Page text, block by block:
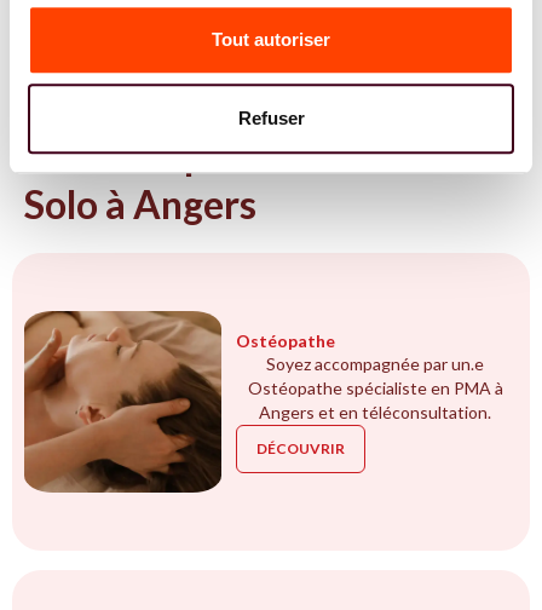
Tout autoriser
Refuser
Tous les spécialistes en PMA
Solo à Angers
Ostéopathe
Soyez accompagnée par un.e
Ostéopathe spécialiste en PMA à
Angers et en téléconsultation.
DÉCOUVRIR